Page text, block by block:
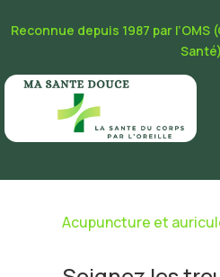
Reconnue depuis 1987 par
Santé)
Acupuncture et